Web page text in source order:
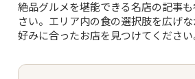
PICK UP
絶品グルメを堪能できる名店の記事
さい。エリア内の食の選択肢を広げ
好みに合ったお店を見つけてください